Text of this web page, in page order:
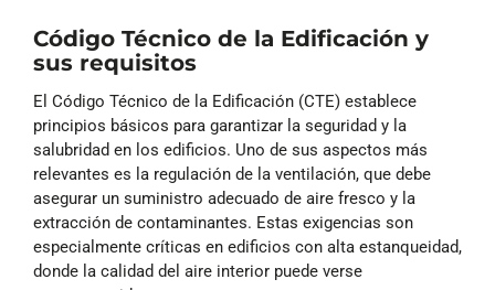
Código Técnico de la Edificación y
sus requisitos
El Código Técnico de la Edificación (CTE) establece
principios básicos para garantizar la seguridad y la
salubridad en los edificios. Uno de sus aspectos más
relevantes es la regulación de la ventilación, que debe
asegurar un suministro adecuado de aire fresco y la
extracción de contaminantes. Estas exigencias son
especialmente críticas en edificios con alta estanqueidad,
donde la calidad del aire interior puede verse